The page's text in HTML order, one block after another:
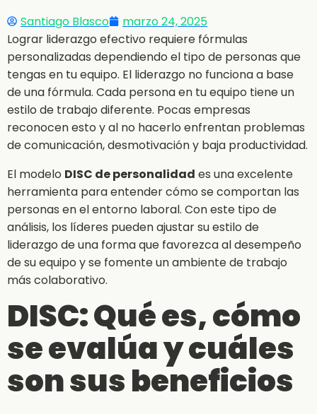
Santiago Blasco
marzo 24, 2025
Lograr liderazgo efectivo requiere fórmulas
personalizadas dependiendo el tipo de personas que
tengas en tu equipo. El liderazgo no funciona a base
de una fórmula. Cada persona en tu equipo tiene un
estilo de trabajo diferente. Pocas empresas
reconocen esto y al no hacerlo enfrentan problemas
de comunicación, desmotivación y baja productividad.
El modelo DISC de personalidad es una excelente
herramienta para entender cómo se comportan las
personas en el entorno laboral. Con este tipo de
análisis, los líderes pueden ajustar su estilo de
liderazgo de una forma que favorezca al desempeño
de su equipo y se fomente un ambiente de trabajo
más colaborativo.
DISC: Qué es, cómo
se evalúa y cuáles
son sus beneficios